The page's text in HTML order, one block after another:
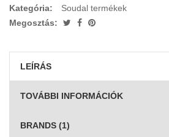
Kategória:
Soudal termékek
Megosztás:
LEÍRÁS
TOVÁBBI INFORMÁCIÓK
BRANDS (1)